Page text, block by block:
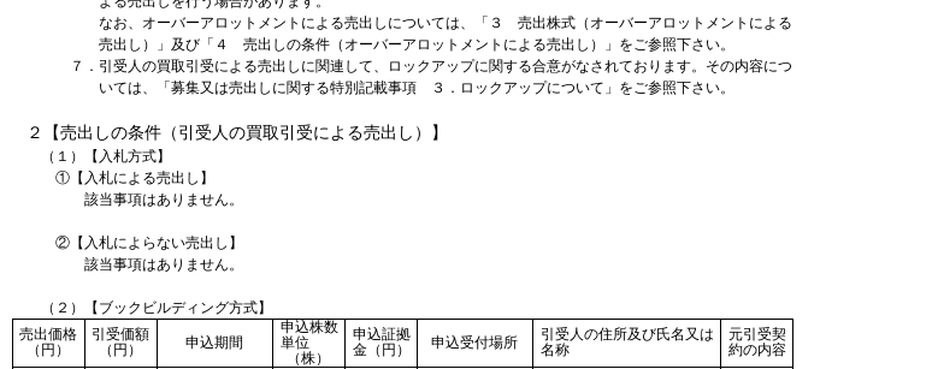
なお、オーバーアロットメントによる売出しについては、「３ 売出株式（オーバーアロットメントによる
売出し）」及び「４ 売出しの条件（オーバーアロットメントによる売出し）」をご参照下さい。
７．引受人の買取引受による売出しに関連して、ロックアップに関する合意がなされております。その内容につ
いては、「募集又は売出しに関する特別記載事項 ３．ロックアップについて」をご参照下さい。
２【売出しの条件（引受人の買取引受による売出し）】
（１）【入札方式】
①【入札による売出し】
該当事項はありません。
②【入札によらない売出し】
該当事項はありません。
（２）【ブックビルディング方式】
売出価格
（円）
引受価額
（円）
申込期間
申込株数
単位
（株）
申込証拠
金（円）
申込受付場所
引受人の住所及び氏名又は
名称
元引受契
約の内容